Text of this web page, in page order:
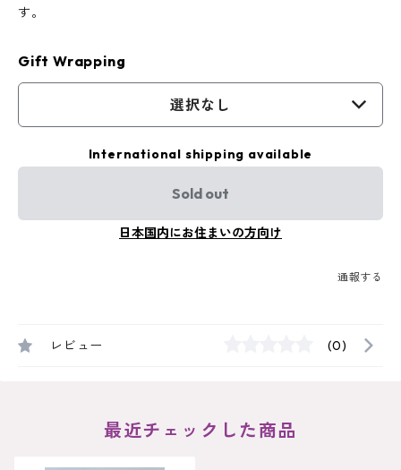
す。
Gift Wrapping
選択なし
International shipping available
Sold out
日本国内にお住まいの方向け
通報する
レビュー (0)
最近チェックした商品